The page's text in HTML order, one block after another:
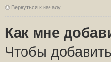
Вернуться к началу
Как мне
Чтобы